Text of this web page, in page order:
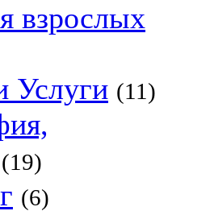
взрослых
Услуги (11)
(19)
(6)